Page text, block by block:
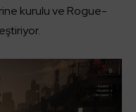
kurulu ve Rogue-